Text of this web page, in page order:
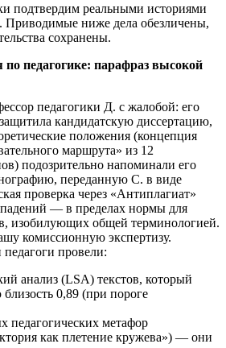
подтвердим реальными историями
Приводимые ниже дела обезличены,
сохранены.
педагогике: парафраз высокой
педагогики Д. с жалобой: его
кандидатскую диссертацию,
положения (концепция
маршрута» из 12
подозрительно напоминали его
переданную С. в виде
проверка через «Антиплагиат»
— в пределах нормы для
изобилующих общей терминологией.
комиссионную экспертизу.
провели:
анализ (LSA) текстов, который
0,89 (при пороге
педагогических метафор
как плетение кружева») — они